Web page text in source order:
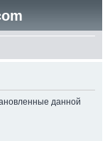
данной